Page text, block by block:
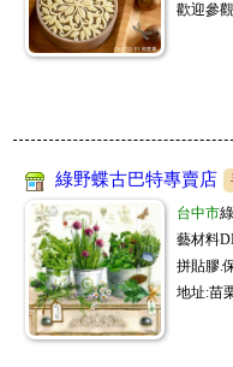
歡迎參觀
綠野蝶古巴特專賣店
台中市
藝材料
拼貼膠.
地址:苗